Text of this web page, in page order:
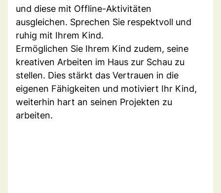
und diese mit Offline-Aktivitäten
ausgleichen. Sprechen Sie respektvoll und
ruhig mit Ihrem Kind.
Ermöglichen Sie Ihrem Kind zudem, seine
kreativen Arbeiten im Haus zur Schau zu
stellen. Dies stärkt das Vertrauen in die
eigenen Fähigkeiten und motiviert Ihr Kind,
weiterhin hart an seinen Projekten zu
arbeiten.